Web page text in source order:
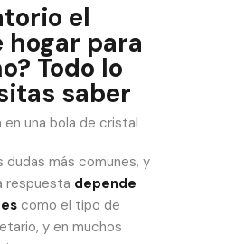
el
hogar para
Todo lo
saber
dudas más comunes, y
respuesta depende
como el tipo de
y en muchos